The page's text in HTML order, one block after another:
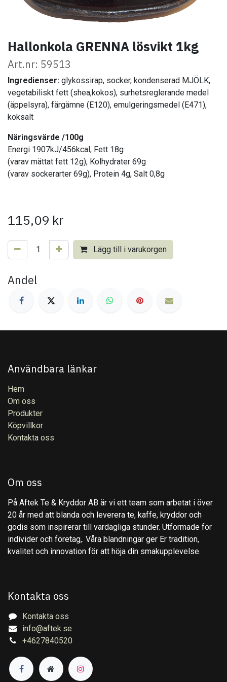
Hallonkola GRENNA lösvikt 1kg
Art.nr: 59513
Ingredienser: glykossirap, socker, kondenserad MJÖLK,
vegetabiliskt fett (shea,kokos), surhetsreglerande medel
(äppelsyra), färgämne (E120), emulgeringsmedel (E471),
koksalt
Näringsvärde /100g
Energi 1907kJ/456kcal, Fett 18g
(varav mättat fett 12g), Kolhydrater 69g
(varav sockerarter 69g), Protein 4g, Salt 0,8g
115,09 kr
Lägg till i varukorgen
Andel
Användbara länkar
Hem
Om oss
Produkter
Köpvillkor
Kontakta oss
Om oss
På Aftek Te & Kryddor AB är vi ett team som arbetat i över
20 år med att blanda och leverera te, kaffe, kryddor och
godis som inspirerar till vardagliga stunder. Utformade för
individer och företag,. Våra blandningar ger Er tradition,
kvalitet och innovation för att höja din smakupplevelse.
Kontakta oss
Kontakta oss
info@aftek.se
+4627840520